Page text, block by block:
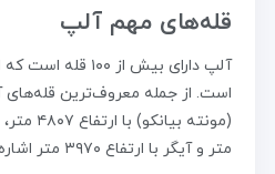
قله‌های مهم آلپ
است. از جمله معروف‌ترین
متر و آیگر با ارتفاع ۳۹۷۰ متر اشاره کرد.